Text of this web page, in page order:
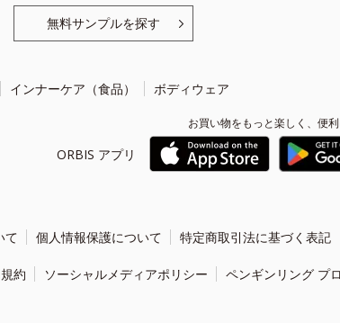
無料サンプルを探す
インナーケア（食品） ボディウェア
ORBIS アプリ
お買い物をもっと楽しく、便利
て 個人情報保護について 特定商取引法に基づく表記
約 ソーシャルメディアポリシー ペンギンリング プ